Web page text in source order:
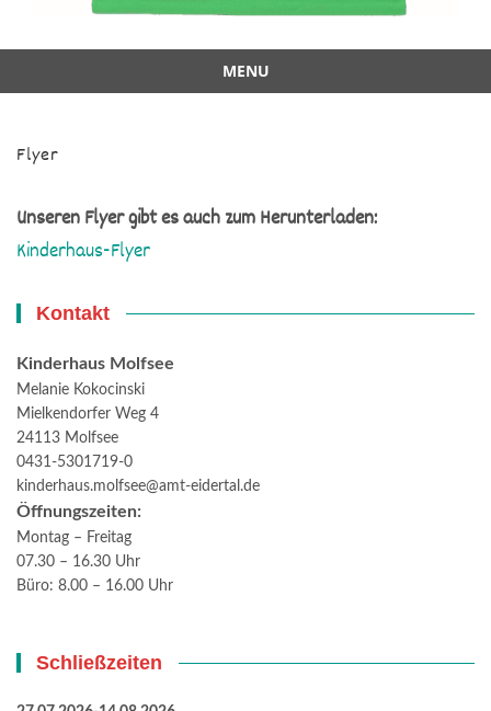
MENU
content
Flyer
Unseren Flyer gibt es auch zum Herunterladen:
Kinderhaus-Flyer
Kontakt
Kinderhaus Molfsee
Melanie Kokocinski
Mielkendorfer Weg 4
24113 Molfsee
0431-5301719-0
kinderhaus.molfsee@amt-eidertal.de
Öffnungszeiten:
Montag – Freitag
07.30 – 16.30 Uhr
Büro: 8.00 – 16.00 Uhr
Schließzeiten